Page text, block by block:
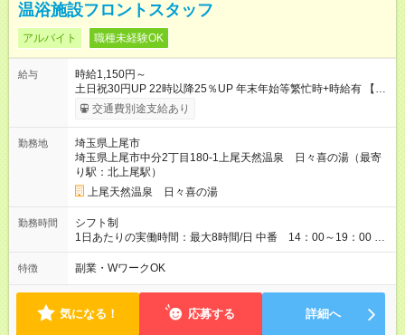
温浴施設フロントスタッフ
アルバイト 職種未経験OK
給与
時給1,150円～
土日祝30円UP 22時以降25％UP 年末年始等繁忙時+時給有 【試
用期間】試用期間あり 試用期間の長さ：2週間 雇用形態、給与
は本採用時と同じです。
交通費別途支給あり
勤務地
埼玉県上尾市
埼玉県上尾市中分2丁目180-1上尾天然温泉 日々喜の湯（最寄
り駅：北上尾駅）
上尾天然温泉 日々喜の湯
勤務時間
シフト制
1日あたりの実働時間：最大8時間/日 中番 14：00～19：00 遅
番 19：00～25：00 ※土日どちらか勤務可能な方
特徴 副業・WワークOK
気になる！ 応募する 詳細へ